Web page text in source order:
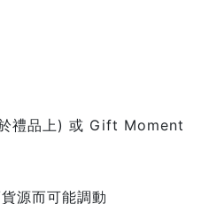
禮品上) 或 Gift Moment
源而可能調動